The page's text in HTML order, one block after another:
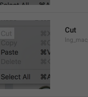
Cut